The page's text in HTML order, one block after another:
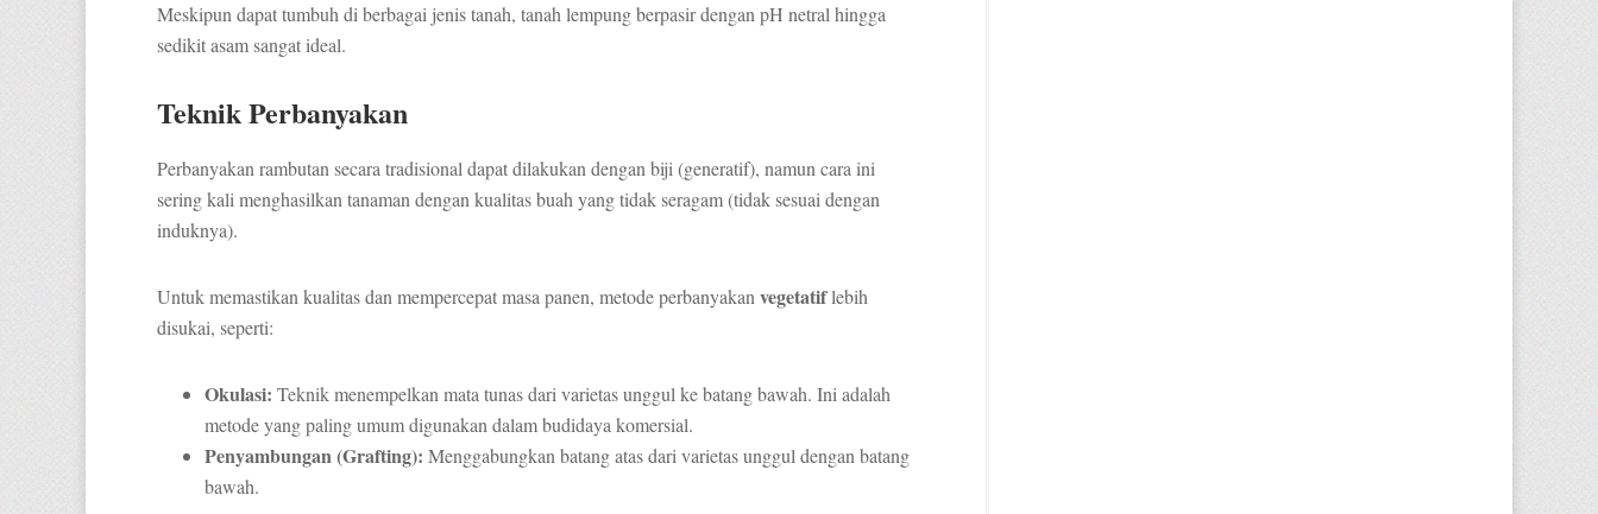
Meskipun dapat tumbuh di berbagai jenis tanah, tanah lempung berpasir dengan pH netral hingga
sedikit asam sangat ideal.
Teknik Perbanyakan
Perbanyakan rambutan secara tradisional dapat dilakukan dengan biji (generatif), namun cara ini
sering kali menghasilkan tanaman dengan kualitas buah yang tidak seragam (tidak sesuai dengan
induknya).
Untuk memastikan kualitas dan mempercepat masa panen, metode perbanyakan vegetatiflebih
disukai, seperti:
Okulasi: Teknik menempelkan mata tunas dari varietas unggul ke batang bawah. Ini adalah
metode yang paling umum digunakan dalam budidaya komersial.
Penyambungan (Grafting): Menggabungkan batang atas dari varietas unggul dengan batang
bawah.